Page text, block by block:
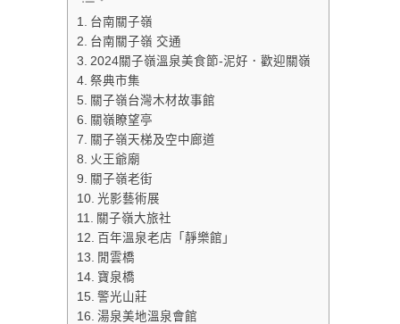
台南關子嶺
台南關子嶺 交通
2024關子嶺溫泉美食節-泥好．歡迎關嶺
祭典市集
關子嶺台灣木材故事館
關嶺瞭望亭
關子嶺天梯及空中廊道
火王爺廟
關子嶺老街
光影藝術展
關子嶺大旅社
百年溫泉老店「靜樂館」
閒雲橋
寶泉橋
警光山莊
湯泉美地溫泉會館